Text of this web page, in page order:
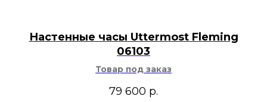
Настенные часы Uttermost Fleming
06103
Товар под заказ
79 600 р.